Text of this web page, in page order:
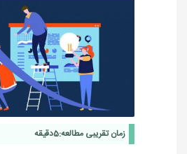
زمان تقریبی مطالعه:5دقیقه